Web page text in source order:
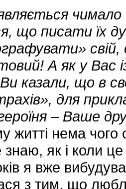
чимало
що писати їх
свій,
А як у Вас
казали, що в
для
– Ваше
нема чого
як і коли
я вже
з тим, що